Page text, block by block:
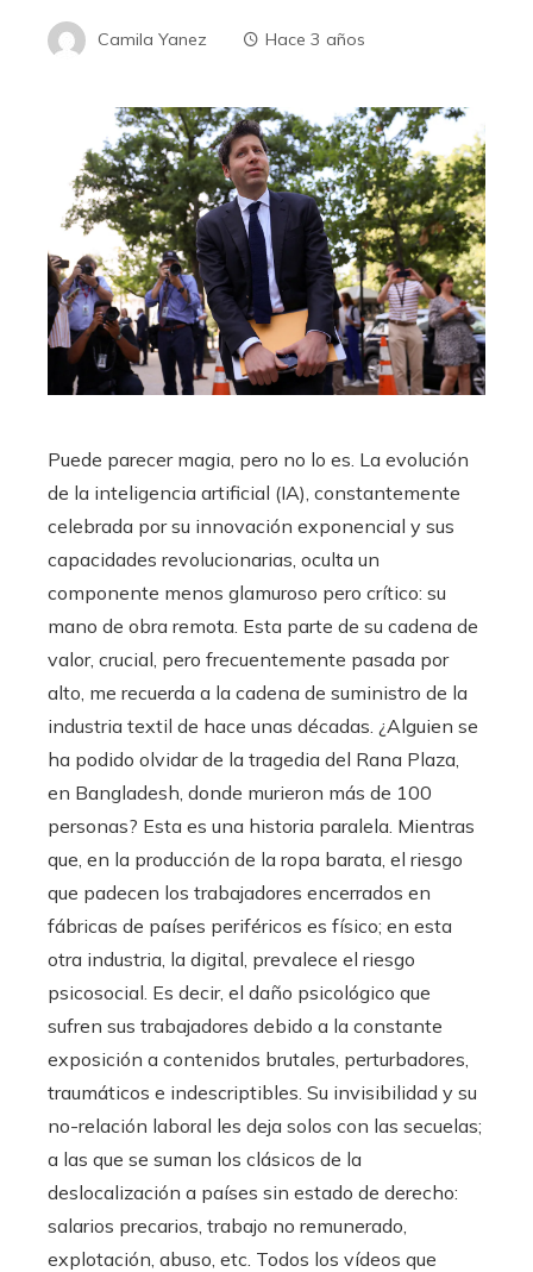
Camila Yanez Hace 3 años
Puede parecer magia, pero no lo es. La evolución
de la inteligencia artificial (IA), constantemente
celebrada por su innovación exponencial y sus
capacidades revolucionarias, oculta un
componente menos glamuroso pero crítico: su
mano de obra remota. Esta parte de su cadena de
valor, crucial, pero frecuentemente pasada por
alto, me recuerda a la cadena de suministro de la
industria textil de hace unas décadas. ¿Alguien se
ha podido olvidar de la tragedia del Rana Plaza,
en Bangladesh, donde murieron más de 100
personas? Esta es una historia paralela. Mientras
que, en la producción de la ropa barata, el riesgo
que padecen los trabajadores encerrados en
fábricas de países periféricos es físico; en esta
otra industria, la digital, prevalece el riesgo
psicosocial. Es decir, el daño psicológico que
sufren sus trabajadores debido a la constante
exposición a contenidos brutales, perturbadores,
traumáticos e indescriptibles. Su invisibilidad y su
no-relación laboral les deja solos con las secuelas;
a las que se suman los clásicos de la
deslocalización a países sin estado de derecho:
salarios precarios, trabajo no remunerado,
explotación, abuso, etc. Todos los vídeos que